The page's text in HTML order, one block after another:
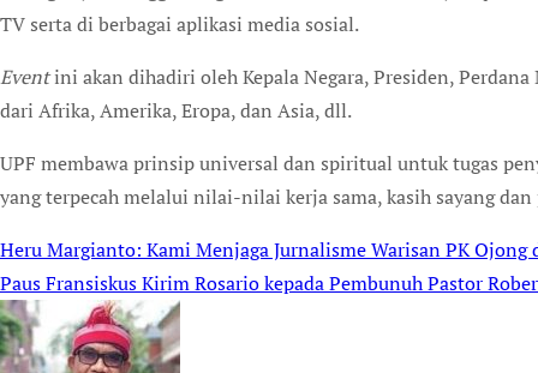
TV serta di berbagai aplikasi media sosial.
Eventini akan dihadiri oleh Kepala Negara, Presiden,
dari Afrika, Amerika, Eropa, dan Asia, dll.
UPF membawa prinsip universal dan spiritual untuk tugas
yang terpecah melalui nilai-nilai kerja sama, kasih sayang
Post
navigation
Heru Margianto: Kami Menjaga Jurnalisme Warisan PK Ojong
Paus Fransiskus Kirim Rosario kepada Pembunuh Pastor